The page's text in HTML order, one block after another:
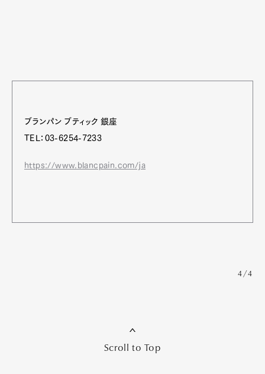
ブランパン ブティック 銀座
TEL：03-6254-7233
https://www.blancpain.com/ja
4/4
Scroll to Top